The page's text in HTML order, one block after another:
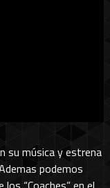
su música y estrena
podemos